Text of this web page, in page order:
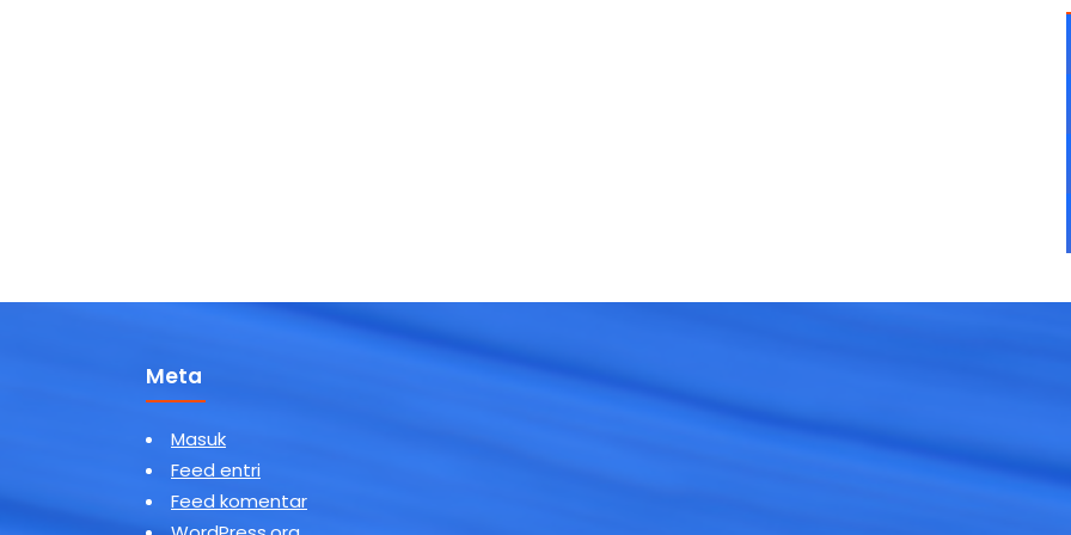
Meta
Masuk
Feed entri
Feed komentar